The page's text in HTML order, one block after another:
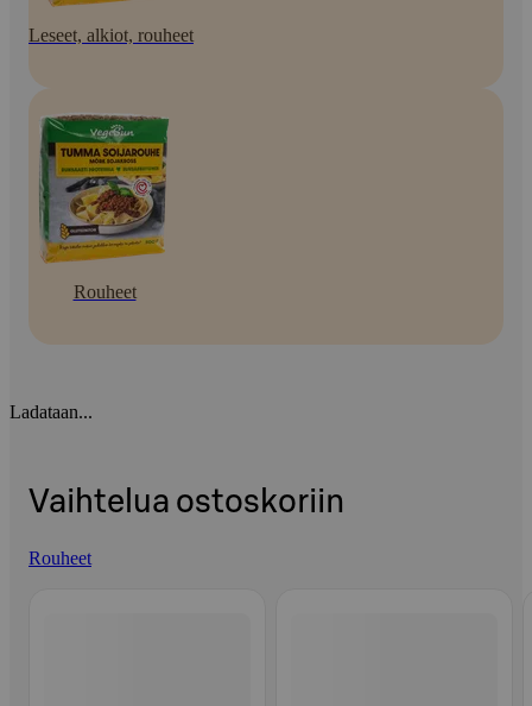
Leseet, alkiot, rouheet
Rouheet
Ladataan...
Vaihtelua ostoskoriin
Rouheet